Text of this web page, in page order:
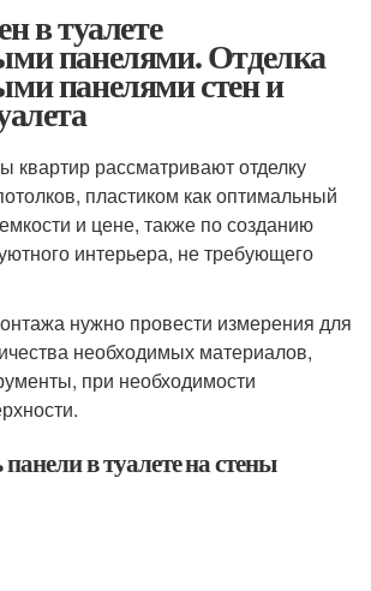
в туалете
панелями. Отделка
панелями стен и
квартир рассматривают отделку
пластиком как оптимальный
и цене, также по созданию
интерьера, не требующего
нужно провести измерения для
необходимых материалов,
при необходимости
в туалете на стены